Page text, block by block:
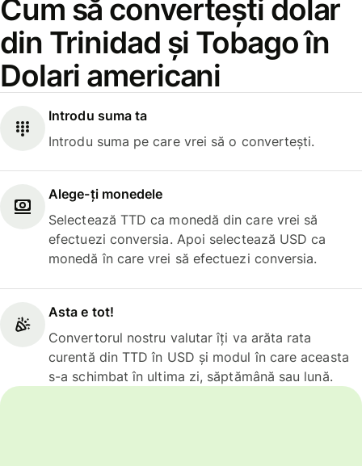
Cum să convertești dolar
din Trinidad și Tobago în
Dolari americani
Introdu suma ta
Introdu suma pe care vrei să o convertești.
Alege-ți monedele
Selectează TTD ca monedă din care vrei să
efectuezi conversia. Apoi selectează USD ca
monedă în care vrei să efectuezi conversia.
Asta e tot!
Convertorul nostru valutar îți va arăta rata
curentă din TTD în USD și modul în care aceasta
s-a schimbat în ultima zi, săptămână sau lună.